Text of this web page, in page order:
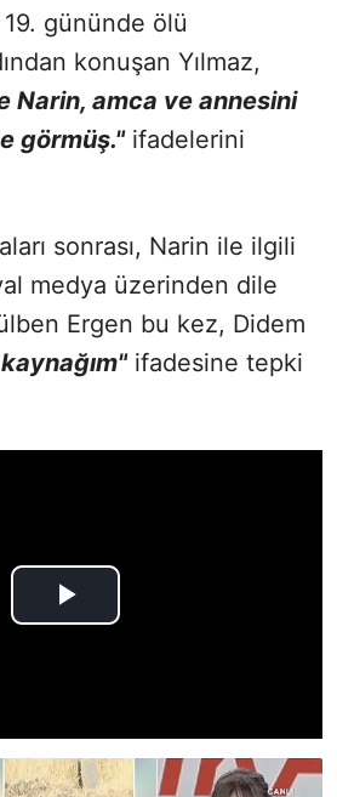
19. gününde ölü
konuşan Yılmaz,
Narin, amca ve annesini
görmüş."ifadelerini
sonrası, Narin ile ilgili
medya üzerinden dile
Ergen bu kez, Didem
ifadesine tepki